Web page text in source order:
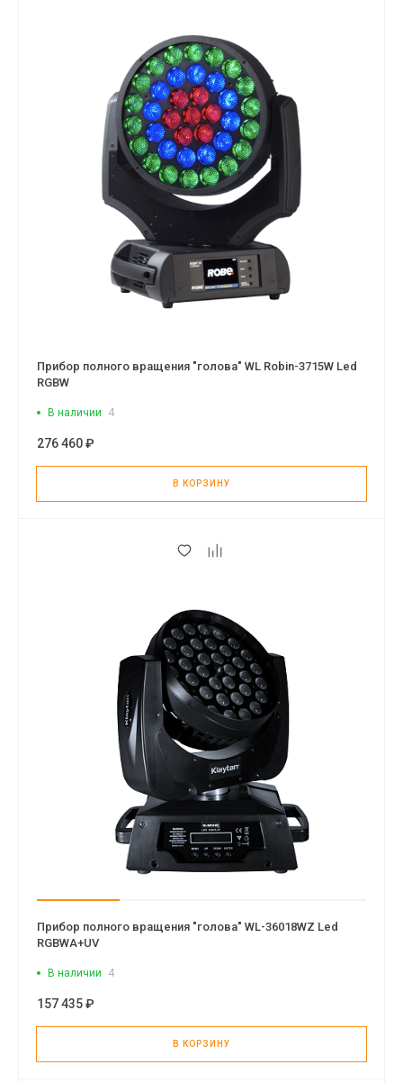
Прибор полного вращения "голова" WL Robin-3715W Led
RGBW
В наличии 4
276 460 ₽
В КОРЗИНУ
Прибор полного вращения "голова" WL-36018WZ Led
RGBWA+UV
В наличии 4
157 435 ₽
В КОРЗИНУ